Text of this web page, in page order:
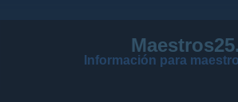
Información para